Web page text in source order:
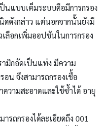
นแบบเต็มระบบคือมีการกรอง
ดดังกล่าว แต่นอกจากนั้นยังมี
ลือกเพิ่มออปชันในการกรอง
ามิกอัดเป็นแท่ง มีความ
น จึงสามารถกรองเชื้อ
วามสะอาดและใช้ซ้ำได้ อายุ
ารถกรองได้ละเอียดถึง 001